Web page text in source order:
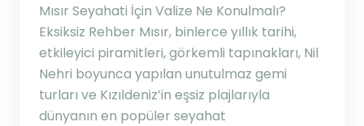
Mısır Seyahati İçin Valize Ne Konulmalı?
Eksiksiz Rehber Mısır, binlerce yıllık tarihi,
etkileyici piramitleri, görkemli tapınakları, Nil
Nehri boyunca yapılan unutulmaz gemi
turları ve Kızıldeniz’in eşsiz plajlarıyla
dünyanın en popüler seyahat